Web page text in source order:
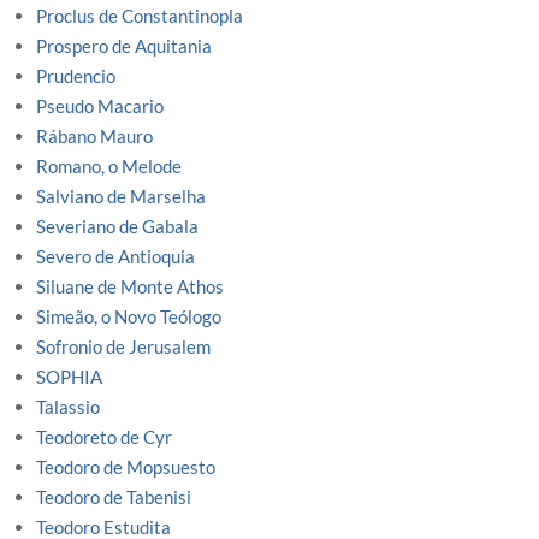
Proclus de Constantinopla
Prospero de Aquitania
Prudencio
Pseudo Macario
Rábano Mauro
Romano, o Melode
Salviano de Marselha
Severiano de Gabala
Severo de Antioquia
Siluane de Monte Athos
Simeão, o Novo Teólogo
Sofronio de Jerusalem
SOPHIA
Talassio
Teodoreto de Cyr
Teodoro de Mopsuesto
Teodoro de Tabenisi
Teodoro Estudita